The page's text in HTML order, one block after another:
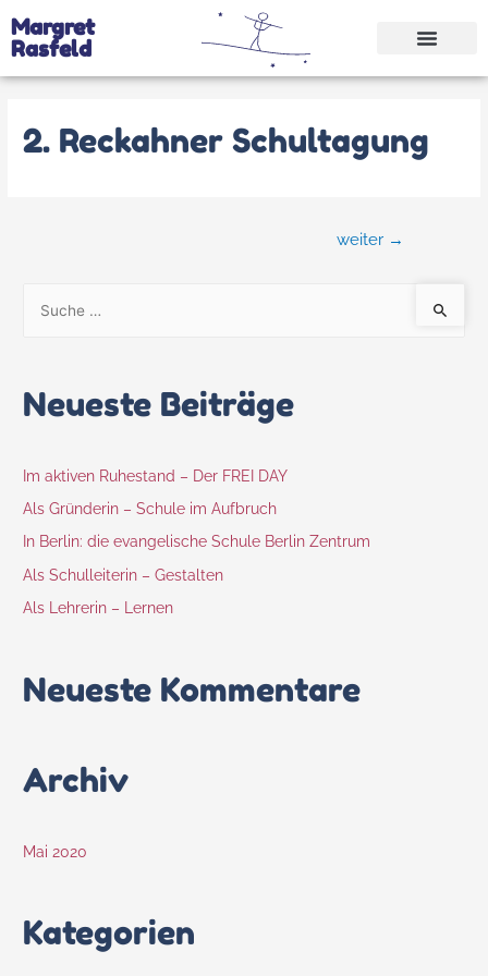
Margret
Rasfeld
2. Reckahner Schultagung
weiter →
Neueste Beiträge
Im aktiven Ruhestand – Der FREI DAY
Als Gründerin – Schule im Aufbruch
In Berlin: die evangelische Schule Berlin Zentrum
Als Schulleiterin – Gestalten
Als Lehrerin – Lernen
Neueste Kommentare
Archiv
Mai 2020
Kategorien